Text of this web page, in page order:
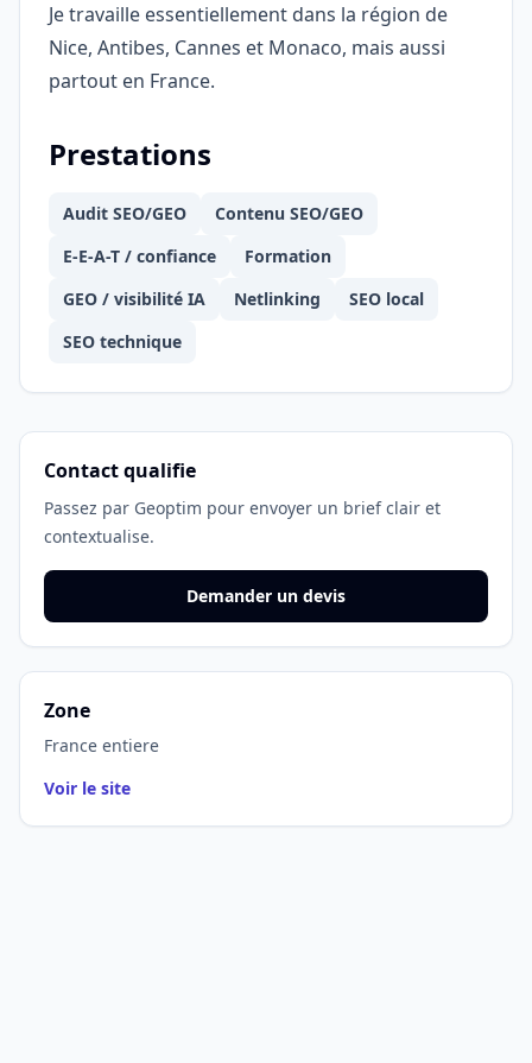
Je travaille essentiellement dans la région de
Nice, Antibes, Cannes et Monaco, mais aussi
partout en France.
Prestations
Audit SEO/GEO
Contenu SEO/GEO
E-E-A-T / confiance
Formation
GEO / visibilité IA
Netlinking
SEO local
SEO technique
Contact qualifie
Passez par Geoptim pour envoyer un brief clair et
contextualise.
Demander un devis
Zone
France entiere
Voir le site